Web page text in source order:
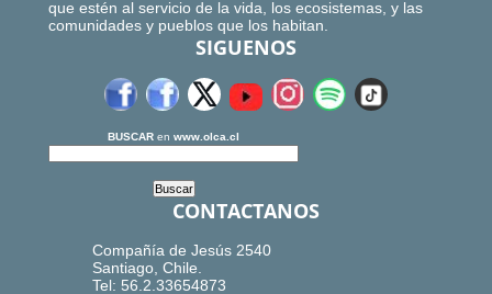
que estén al servicio de la vida, los ecosistemas, y las
comunidades y pueblos que los habitan.
SIGUENOS
BUSCAR en www.olca.cl
CONTACTANOS
Compañía de Jesús 2540
Santiago, Chile.
Tel: 56.2.33654873